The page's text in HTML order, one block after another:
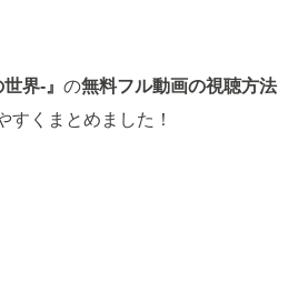
界-』 の無料フル動画の視聴方法
すくまとめました！